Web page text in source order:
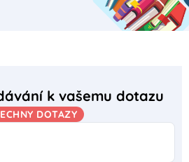
k vašemu dotazu
DOTAZY